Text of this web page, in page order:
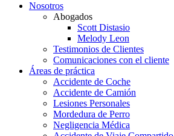
Nosotros
Abogados
Scott Distasio
Melody Leon
Testimonios de Clientes
Comunicaciones con el cliente
Áreas de práctica
Accidente de Coche
Accidente de Camión
Lesiones Personales
Mordedura de Perro
Negligencia Médica